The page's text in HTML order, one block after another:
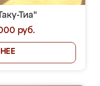
Тиа"
руб.